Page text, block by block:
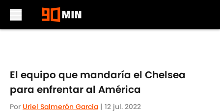
El equipo que mandaría el Chelsea
para enfrentar al América
Por Uriel Salmerón García | 12 jul. 2022